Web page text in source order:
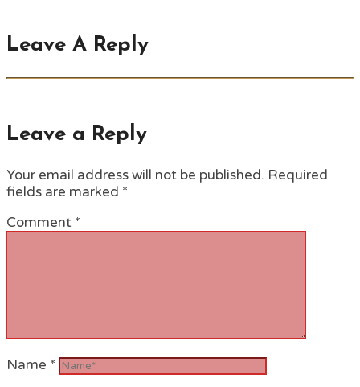
Leave A Reply
Leave a Reply
Your email address will not be published. Required
fields are marked *
Comment *
Name *